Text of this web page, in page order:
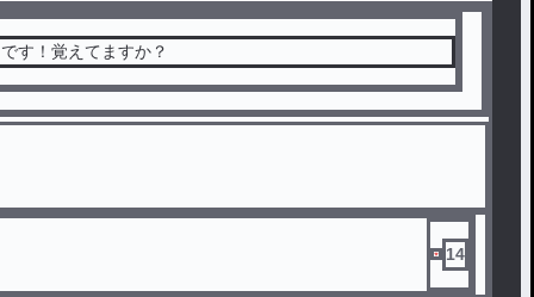
す！覚えてますか？
14